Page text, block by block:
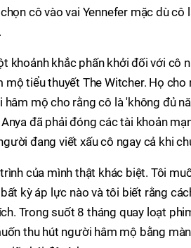
cô vào vai Yennefer mặc dù
khoảnh khắc phấn khởi đối với cô
mộ tiểu thuyết The Witcher. Họ
hâm mộ cho rằng cô là 'không đủ
đã phải đóng các tài khoản
đang viết xấu cô ngay cả khi
của mình thật khác biệt. Tôi
kỳ áp lực nào và tôi biết rằng
Trong suốt 8 tháng quay loạt
thu hút người hâm mộ bằng